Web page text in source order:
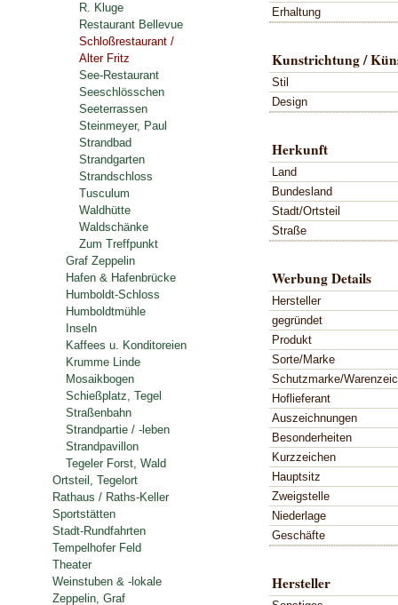
Erhaltung
Kunstrichtung /
Stil
Design
Herkunft
Land
Bundesland
Stadt/Ortsteil
Straße
Werbung Details
Hersteller
gegründet
Produkt
Sorte/Marke
Schutzmarke/
Hoflieferant
Auszeichnungen
Besonderheiten
Kurzzeichen
Hauptsitz
Zweigstelle
Niederlage
Geschäfte
Hersteller
R. Kluge
Restaurant Bellevue
Schloßrestaurant /
Alter Fritz
See-Restaurant
Seeschlösschen
Seeterrassen
Steinmeyer, Paul
Strandbad
Strandgarten
Strandschloss
Tusculum
Waldhütte
Waldschänke
Zum Treffpunkt
Graf Zeppelin
Hafen & Hafenbrücke
Humboldt-Schloss
Humboldtmühle
Inseln
Kaffees u. Konditoreien
Krumme Linde
Mosaikbogen
Schießplatz, Tegel
Straßenbahn
Strandpartie / -leben
Strandpavillon
Tegeler Forst, Wald
Ortsteil, Tegelort
Rathaus / Raths-Keller
Sportstätten
Stadt-Rundfahrten
Tempelhofer Feld
Theater
Weinstuben & -lokale
Zeppelin, Graf